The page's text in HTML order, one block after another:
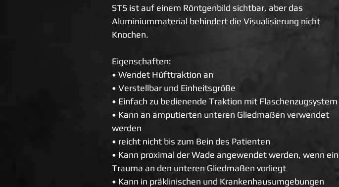
STS ist auf einem Röntgenbild sichtbar, aber das
Aluminiummaterial behindert die Visualisierung nicht
Knochen.
Eigenschaften:
• Wendet Hüfttraktion an
• Verstellbar und Einheitsgröße
• Einfach zu bedienende Traktion mit Flaschenzugsystem
• Kann an amputierten unteren Gliedmaßen verwendet
werden
• reicht nicht bis zum Bein des Patienten
• Kann proximal der Wade angewendet werden, wenn ein
Trauma an den unteren Gliedmaßen vorliegt
• Kann in präklinischen und Krankenhausumgebungen